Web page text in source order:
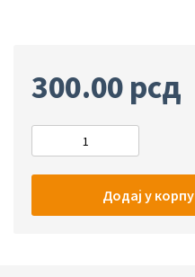
300.00 рсд
Додај у корпу